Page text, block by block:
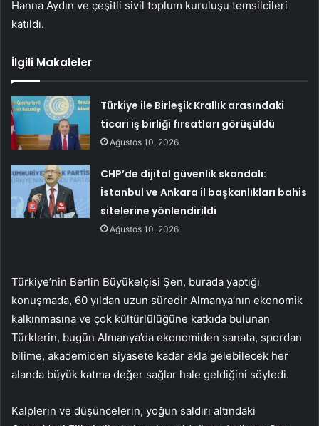
Hanna Aydın ve çeşitli sivil toplum kuruluşu temsilcileri
katıldı.
İlgili Makaleler
Türkiye ile Birleşik Krallık arasındaki
ticari iş birliği fırsatları görüşüldü
Ağustos 10, 2026
CHP’de dijital güvenlik skandalı:
İstanbul ve Ankara il başkanlıkları bahis
sitelerine yönlendirildi
Ağustos 10, 2026
Türkiye’nin Berlin Büyükelçisi Şen, burada yaptığı
konuşmada, 60 yıldan uzun süredir Almanya’nın ekonomik
kalkınmasına ve çok kültürlülüğüne katkıda bulunan
Türklerin, bugün Almanya’da ekonomiden sanata, spordan
bilime, akademiden siyasete kadar akla gelebilecek her
alanda büyük katma değer sağlar hale geldiğini söyledi.
Kalplerin ve düşüncelerin, yoğun saldırı altındaki